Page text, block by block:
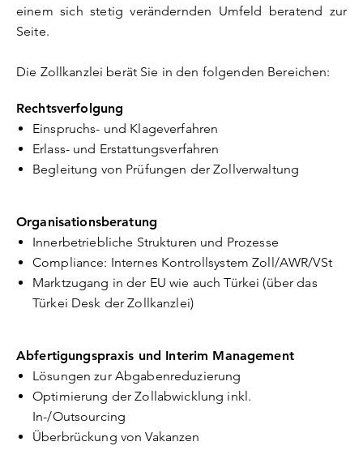
einem sich stetig verändernden Umfeld beratend zur
Seite.
Die Zollkanzlei berät Sie in den folgenden Bereichen:
Rechtsverfolgung
Einspruchs- und Klageverfahren
Erlass- und Erstattungsverfahren
Begleitung von Prüfungen der Zollverwaltung
Organisationsberatung
Innerbetriebliche Strukturen und Prozesse
Compliance: Internes Kontrollsystem Zoll/AWR/VSt
Marktzugang in der EU wie auch Türkei (über das
Türkei Desk der Zollkanzlei)
Abfertigungspraxis und Interim Management
Lösungen zur Abgabenreduzierung
Optimierung der Zollabwicklung inkl.
In-/Outsourcing
Überbrückung von Vakanzen